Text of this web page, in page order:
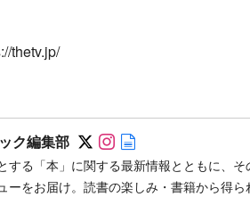
thetv.jp/
ク編集部 Follow on SNS
Follow on SNS
する「本」に関する最新情報とともに、
ーをお届け。読書の楽しみ・書籍から得